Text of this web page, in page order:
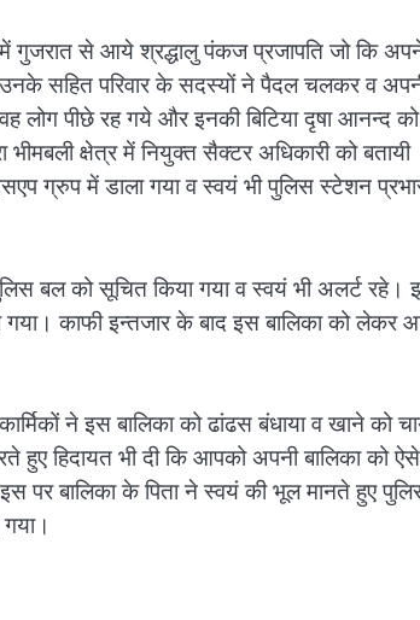
गुजरात से आये श्रद्धालु पंकज प्रजापति जो कि
सहित परिवार के सदस्यों ने पैदल चलकर व
लोग पीछे रह गये और इनकी बिटिया दृषा आनन्द को
क्षेत्र में नियुक्त सैक्टर अधिकारी को बतायी
ग्रुप में डाला गया व स्वयं भी पुलिस स्टेशन
बल को सूचित किया गया व स्वयं भी अलर्ट रहे।
गया। काफी इन्तजार के बाद इस बालिका को लेकर
ने इस बालिका को ढांढस बंधाया व खाने को
हिदायत भी दी कि आपको अपनी बालिका को ऐसे
पर बालिका के पिता ने स्वयं की भूल मानते हुए